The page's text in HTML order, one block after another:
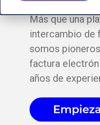
Más que una
intercambio de
somos
factura
años de